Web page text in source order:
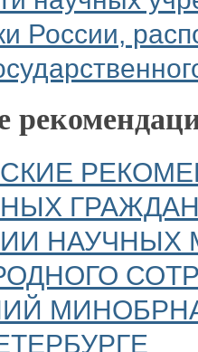
России,
НАУЧНЫХ